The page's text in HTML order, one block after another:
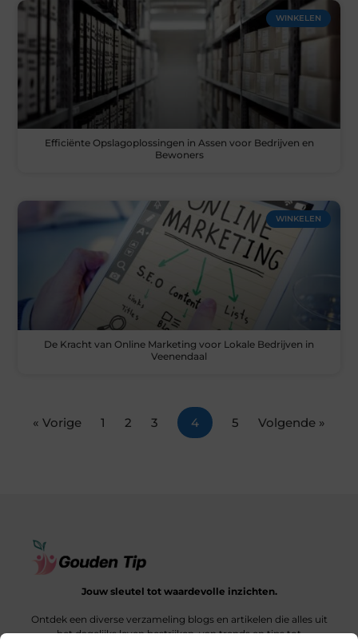
WINKELEN
Efficiënte Opslagoplossingen in Assen voor Bedrijven en
Bewoners
WINKELEN
De Kracht van Online Marketing voor Lokale Bedrijven in
Veenendaal
« Vorige 1 2 3 4 5 Volgende »
Jouw sleutel tot waardevolle inzichten.
Ontdek een diverse verzameling blogs en artikelen die alles uit
het dagelijks leven bestrijken, van trends en tips tot